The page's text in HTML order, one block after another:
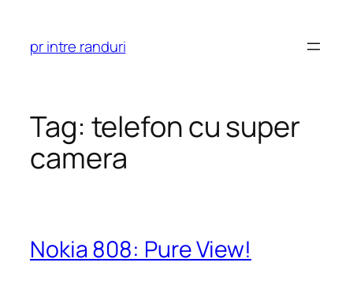
content
pr intre randuri
Tag: telefon cu super
camera
Nokia 808: Pure View!